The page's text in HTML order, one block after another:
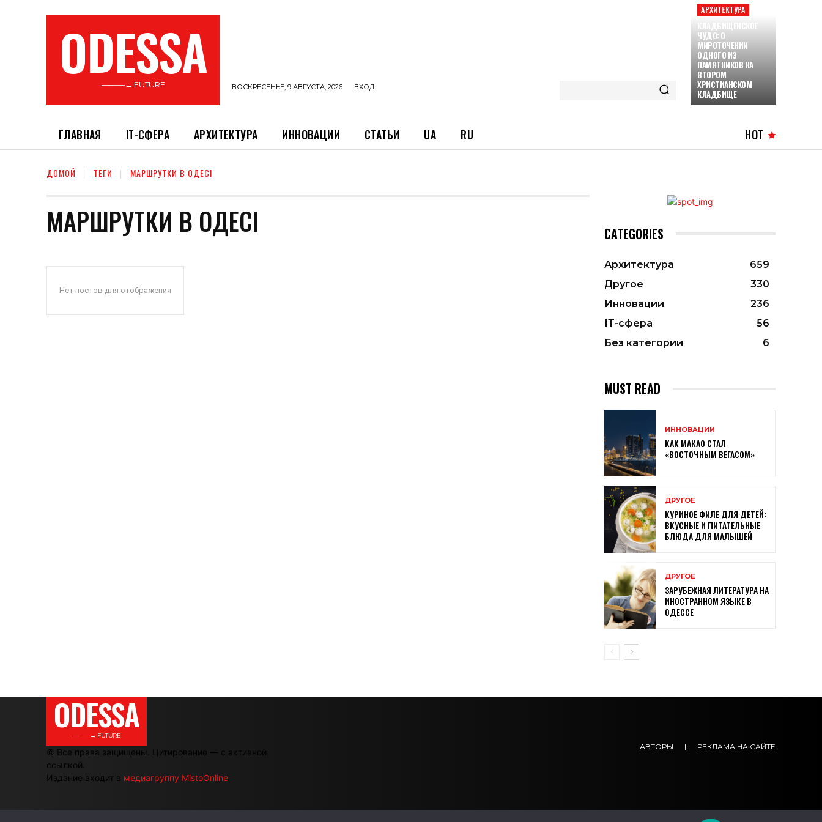
ODESSA
———→ FUTURE ВОСКРЕСЕНЬЕ, 9 АВГУСТА, 2026 ВХОД
АРХИТЕКТУРА
КЛАДБИЩЕНСКОЕ
ЧУДО: О
МИРОТОЧЕНИИ
ОДНОГО ИЗ
ПАМЯТНИКОВ НА
ВТОРОМ
ХРИСТИАНСКОМ
КЛАДБИЩЕ
ГЛАВНАЯ ІТ-СФЕРА АРХИТЕКТУРА ИННОВАЦИИ СТАТЬИ UA RU HOT
ДОМОЙ ТЕГИ МАРШРУТКИ В ОДЕСІ
МАРШРУТКИ В ОДЕСІ
Нет постов для отображения
CATEGORIES
Архитектура
659
Другое
330
Инновации
236
ІТ-сфера
56
Без категории
6
MUST READ
ИННОВАЦИИ
КАК МАКАО СТАЛ
«ВОСТОЧНЫМ ВЕГАСОМ»
ДРУГОЕ
КУРИНОЕ ФИЛЕ ДЛЯ ДЕТЕЙ:
ВКУСНЫЕ И ПИТАТЕЛЬНЫЕ
БЛЮДА ДЛЯ МАЛЫШЕЙ
ДРУГОЕ
ЗАРУБЕЖНАЯ ЛИТЕРАТУРА НА
ИНОСТРАННОМ ЯЗЫКЕ В
ОДЕССЕ
ODESSA
———→ FUTURE
© Все права защищены. Цитирование — с активной
ссылкой.
Издание входит в медиагруппу MistoOnline
АВТОРЫ | РЕКЛАМА НА САЙТЕ